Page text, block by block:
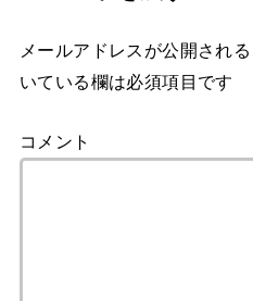
メールアドレスが公開され
いている欄は必須項目です
コメント